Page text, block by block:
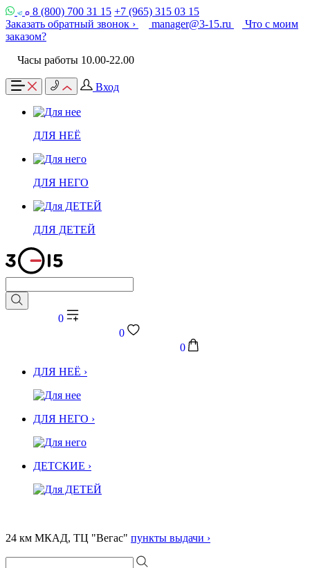
8 (800) 700 31 15 +7 (965) 315 03 15
Заказать обратный звонок ›
manager@3-15.ru
Что с моим
заказом?
Часы работы 10.00-22.00
Вход
ДЛЯ НЕЁ
ДЛЯ НЕГО
ДЛЯ ДЕТЕЙ
0
0
0
ДЛЯ НЕЁ ›
ДЛЯ НЕГО ›
ДЕТСКИЕ ›
24 км МКАД, ТЦ "Вегас" пункты выдачи ›